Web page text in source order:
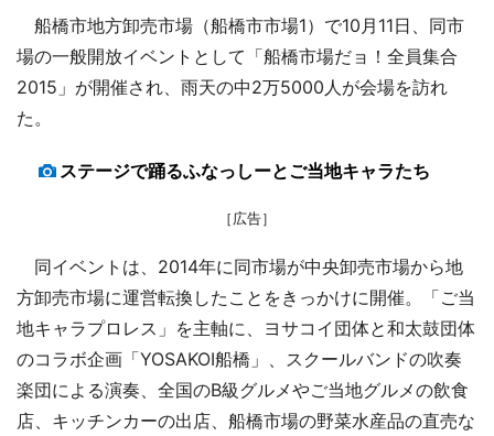
船橋市地方卸売市場（船橋市市場1）で10月11日、同市
場の一般開放イベントとして「船橋市場だョ！全員集合
2015」が開催され、雨天の中2万5000人が会場を訪れ
た。
ステージで踊るふなっしーとご当地キャラたち
［広告］
同イベントは、2014年に同市場が中央卸売市場から地
方卸売市場に運営転換したことをきっかけに開催。「ご当
地キャラプロレス」を主軸に、ヨサコイ団体と和太鼓団体
のコラボ企画「YOSAKOI船橋」、スクールバンドの吹奏
楽団による演奏、全国のB級グルメやご当地グルメの飲食
店、キッチンカーの出店、船橋市場の野菜水産品の直売な